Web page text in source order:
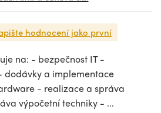
hodnocení jako první
na: - bezpečnost IT -
dodávky a implementace
- realizace a správa
výpočetní techniky - ...